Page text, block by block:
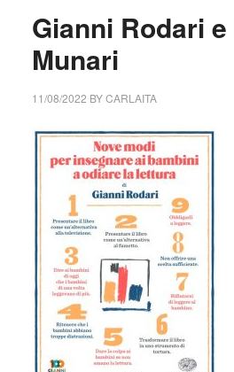
Gianni Rodari
Munari
11/08/2022 BYCARLAITA